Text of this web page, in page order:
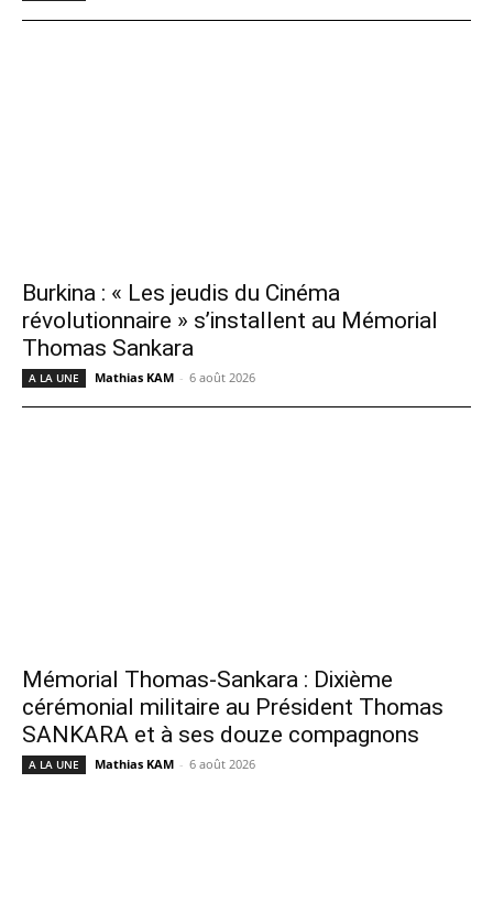
Burkina : « Les jeudis du Cinéma
révolutionnaire » s’installent au Mémorial
Thomas Sankara
A LA UNE Mathias KAM - 6 août 2026
Mémorial Thomas-Sankara : Dixième
cérémonial militaire au Président Thomas
SANKARA et à ses douze compagnons
A LA UNE Mathias KAM - 6 août 2026